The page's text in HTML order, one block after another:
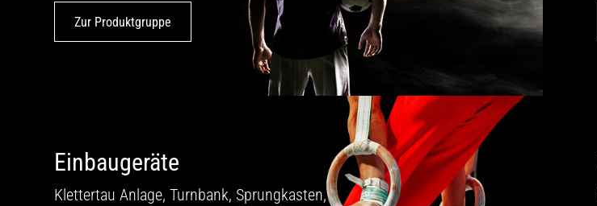
Zur Produktgruppe
Einbaugeräte
Klettertau Anlage, Turnbank, Sprung­kasten,